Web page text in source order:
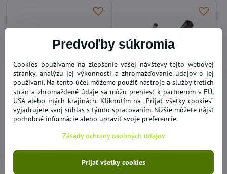
50%
Formičky na osie hniezda
2ks
2,05 €
19%
Kuchynský hrotový
teplomer s LCD
4,92 €
Predvoľby súkromia
Cookies používame na zlepšenie vašej návštevy tejto webovej
stránky, analýzu jej výkonnosti a zhromažďovanie údajov o jej
používaní. Na tento účel môžeme použiť nástroje a služby tretích
strán a zhromaždené údaje sa môžu preniesť k partnerom v EÚ,
USA alebo iných krajinách. Kliknutím na „Prijať všetky cookies“
vyjadrujete svoj súhlas s týmto spracovaním. Nižšie môžete nájsť
podrobné informácie alebo upraviť svoje preferencie.
Zásady ochrany osobných údajov
Prijať všetky cookies